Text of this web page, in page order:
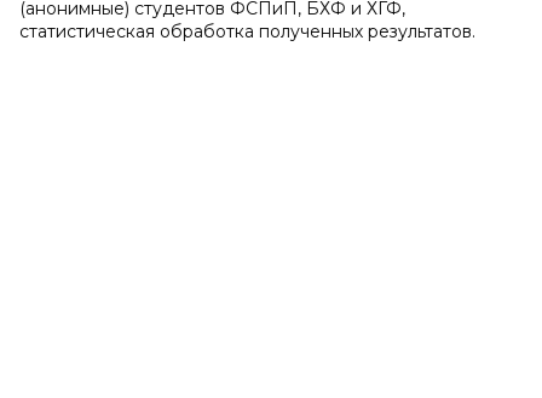
(анонимные) студентов ФСПиП, БХФ и ХГФ,
статистическая обработка полученных результатов.